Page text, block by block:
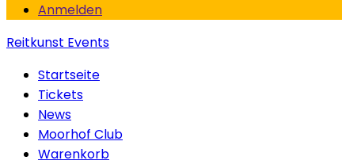
Anmelden
Reitkunst Events
Startseite
Tickets
News
Moorhof Club
Warenkorb